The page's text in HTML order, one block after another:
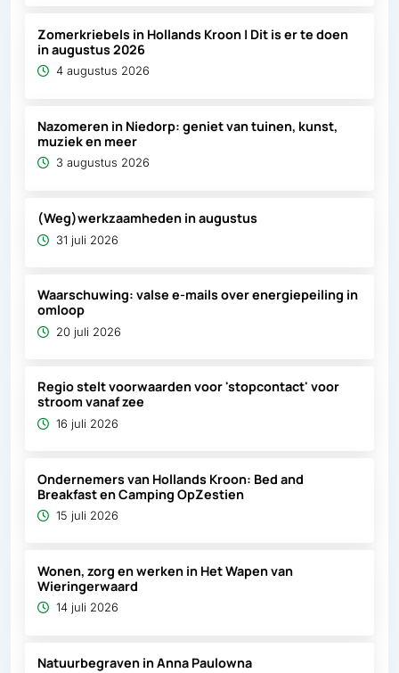
Zomerkriebels in Hollands Kroon | Dit is er te doen
in augustus 2026
4 augustus 2026
Nazomeren in Niedorp: geniet van tuinen, kunst,
muziek en meer
3 augustus 2026
(Weg)werkzaamheden in augustus
31 juli 2026
Waarschuwing: valse e-mails over energiepeiling in
omloop
20 juli 2026
Regio stelt voorwaarden voor 'stopcontact' voor
stroom vanaf zee
16 juli 2026
Ondernemers van Hollands Kroon: Bed and
Breakfast en Camping OpZestien
15 juli 2026
Wonen, zorg en werken in Het Wapen van
Wieringerwaard
14 juli 2026
Natuurbegraven in Anna Paulowna